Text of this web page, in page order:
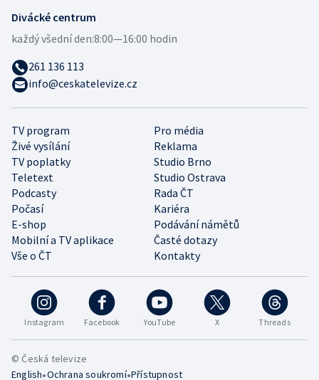
Instagram Facebook YouTube X Threads
TV program
Pro média
Živé vysílání
Reklama
TV poplatky
Studio Brno
Teletext
Studio Ostrava
Podcasty
Rada ČT
Počasí
Kariéra
E-shop
Podávání námětů
Mobilní a TV aplikace
Časté dotazy
Vše o ČT
Kontakty
Divácké centrum
každý všední den:8:00—16:00 hodin
261 136 113
info@ceskatelevize.cz
© Česká televize
English•Ochrana soukromí•Přístupnost